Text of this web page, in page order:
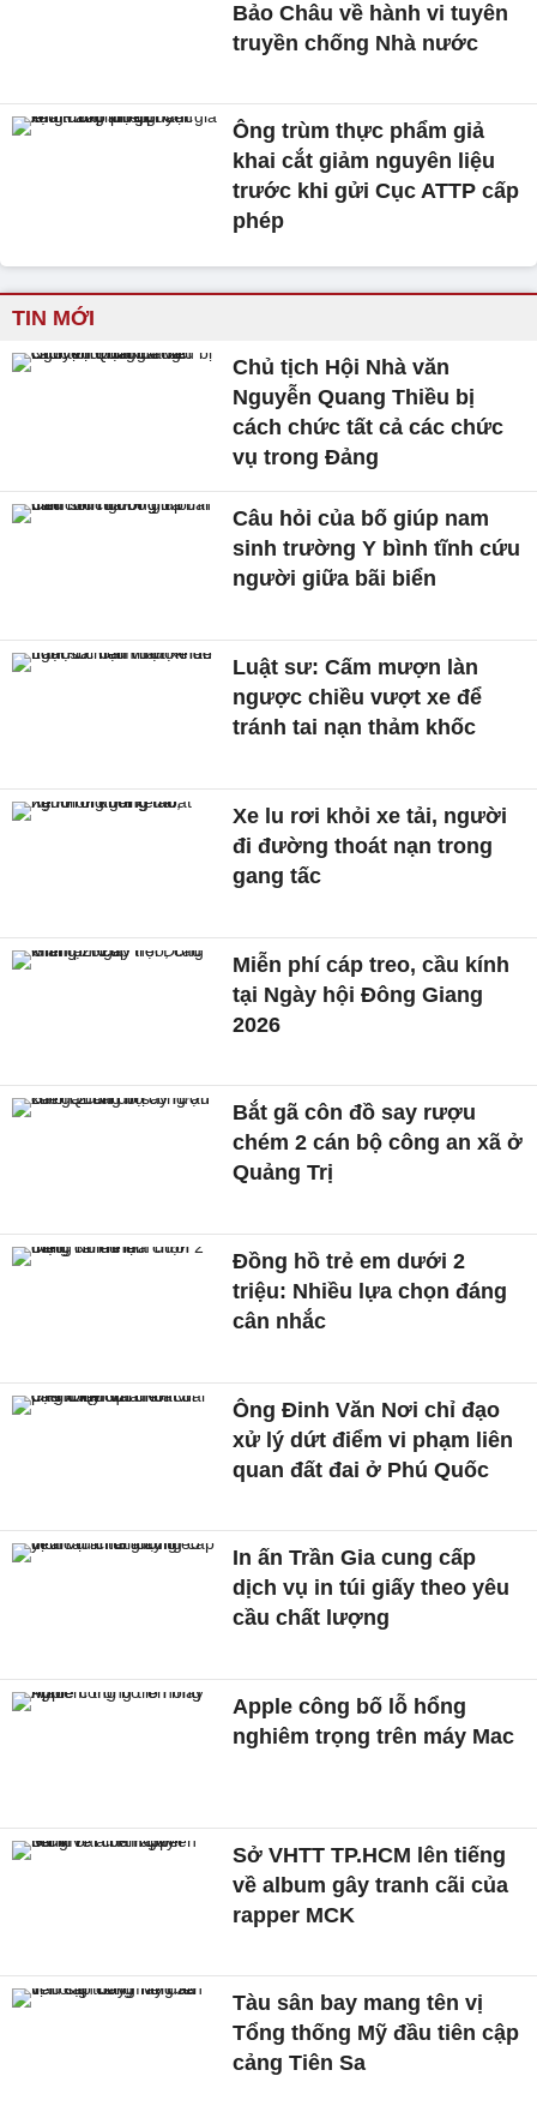
Bảo Châu về hành vi tuyên
truyền chống Nhà nước
Ông trùm thực phẩm giả
khai cắt giảm nguyên liệu
trước khi gửi Cục ATTP cấp
phép
TIN MỚI
Chủ tịch Hội Nhà văn
Nguyễn Quang Thiều bị
cách chức tất cả các chức
vụ trong Đảng
Câu hỏi của bố giúp nam
sinh trường Y bình tĩnh cứu
người giữa bãi biển
Luật sư: Cấm mượn làn
ngược chiều vượt xe để
tránh tai nạn thảm khốc
Xe lu rơi khỏi xe tải, người
đi đường thoát nạn trong
gang tấc
Miễn phí cáp treo, cầu kính
tại Ngày hội Đông Giang
2026
Bắt gã côn đồ say rượu
chém 2 cán bộ công an xã ở
Quảng Trị
Đồng hồ trẻ em dưới 2
triệu: Nhiều lựa chọn đáng
cân nhắc
Ông Đinh Văn Nơi chỉ đạo
xử lý dứt điểm vi phạm liên
quan đất đai ở Phú Quốc
In ấn Trần Gia cung cấp
dịch vụ in túi giấy theo yêu
cầu chất lượng
Apple công bố lỗ hổng
nghiêm trọng trên máy Mac
Sở VHTT TP.HCM lên tiếng
về album gây tranh cãi của
rapper MCK
Tàu sân bay mang tên vị
Tổng thống Mỹ đầu tiên cập
cảng Tiên Sa